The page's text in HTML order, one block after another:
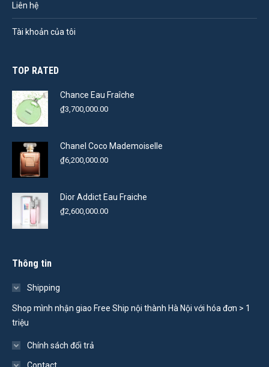
Liên hệ
Tài khoản của tôi
TOP RATED
Chance Eau Fraîche
₫3,700,000.00
Chanel Coco Mademoiselle
₫6,200,000.00
Dior Addict Eau Fraiche
₫2,600,000.00
Thông tin
Shipping
Shop mình nhận giao Free Ship nội thành Hà Nội với hóa đơn > 1
triệu
Chính sách đổi trả